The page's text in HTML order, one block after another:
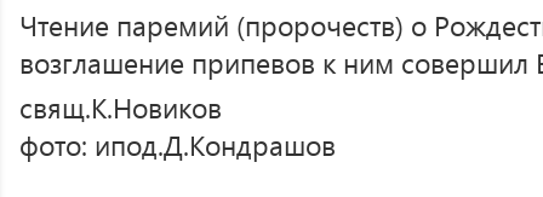
Чтение паремий (пророчеств) о
возглашение припевов к ним совершил
свящ.К.Новиков
фото: ипод.Д.Кондрашов